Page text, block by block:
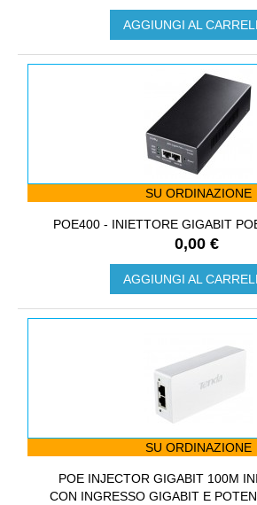
AGGIUNGI AL
SU ORDINAZIONE
POE400 - INIETTORE GIGABIT
0,00 €
AGGIUNGI AL
SU ORDINAZIONE
POE INJECTOR GIGABIT 100M
CON INGRESSO GIGABIT E